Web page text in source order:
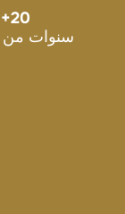
20
+
سنوات من